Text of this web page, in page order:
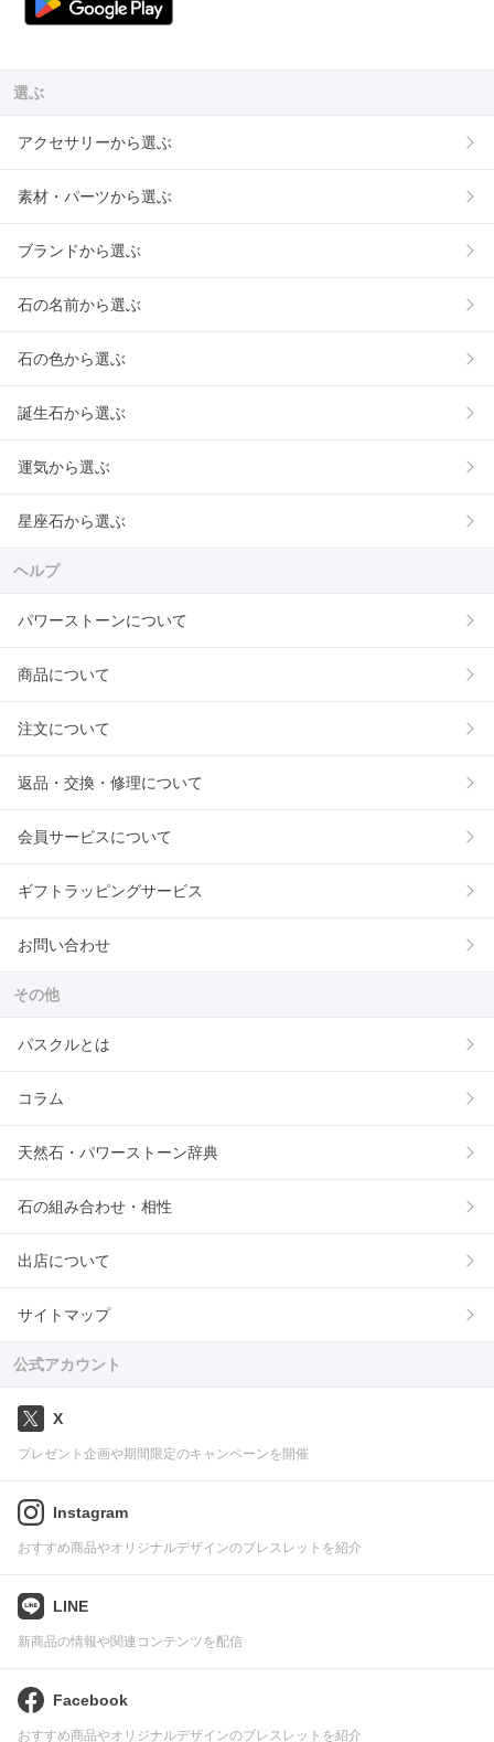
選ぶ
アクセサリーから選ぶ
素材・パーツから選ぶ
ブランドから選ぶ
石の名前から選ぶ
石の色から選ぶ
誕生石から選ぶ
運気から選ぶ
星座石から選ぶ
ヘルプ
パワーストーンについて
商品について
注文について
返品・交換・修理について
会員サービスについて
ギフトラッピングサービス
お問い合わせ
その他
パスクルとは
コラム
天然石・パワーストーン辞典
石の組み合わせ・相性
出店について
サイトマップ
公式アカウント
X
プレゼント企画や期間限定のキャンペーンを開催
Instagram
おすすめ商品やオリジナルデザインのブレスレットを紹介
LINE
新商品の情報や関連コンテンツを配信
Facebook
おすすめ商品やオリジナルデザインのブレスレットを紹介